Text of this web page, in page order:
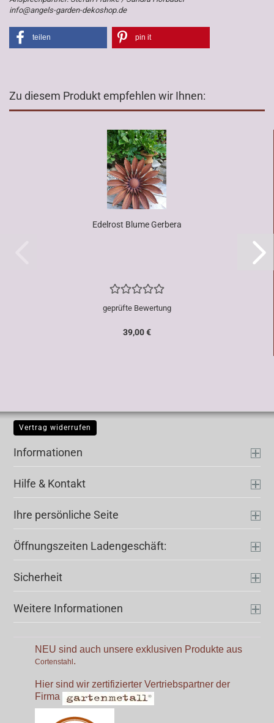
info@angels-garden-dekoshop.de
teilen pin it
Zu diesem Produkt empfehlen wir Ihnen:
Edelrost Blume Gerbera
geprüfte Bewertung
39,00 €
Vertrag widerrufen
Informationen
Hilfe & Kontakt
Ihre persönliche Seite
Öffnungszeiten Ladengeschäft:
Sicherheit
Weitere Informationen
NEU sind auch unsere exklusiven Produkte aus
Cortenstahl.
Hier sind wir zertifizierter Vertriebspartner der
Firma